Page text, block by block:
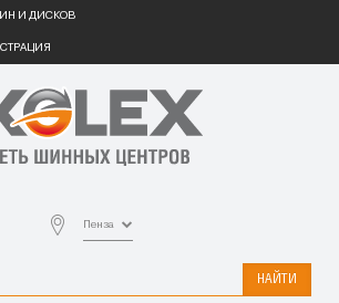
И ДИСКОВ
Пенза
НАЙТИ